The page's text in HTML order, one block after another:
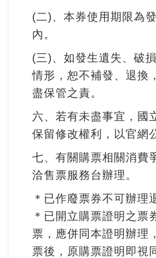
日
語
Tiế
ng
Việ
t
(二)、本券使用期限為
內。
(三)、如發生遺失、破
情形，恕不補發、退換
盡保管之責。
六、若有未盡事宜，國
保留修改權利，以官網
七、有關購票相關消費
洽售票服務台辦理。
＊已作廢票券不可辦理
＊已開立購票證明之票
票，應併同本證明辦理
票後，原購票證明即視